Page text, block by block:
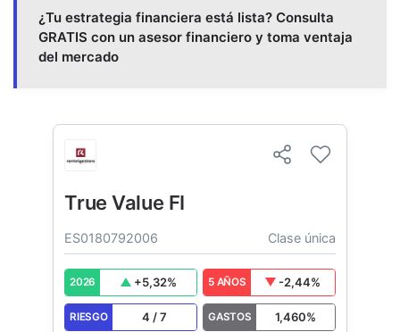
¿Tu estrategia financiera está lista? Consulta
GRATIS con un asesor financiero y toma ventaja
del mercado
True Value FI
ES0180792006 Clase única
2026 +5,32% 5 AÑOS -2,44%
RIESGO 4 /7 GASTOS 1,460%